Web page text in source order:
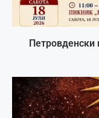
Петровденски